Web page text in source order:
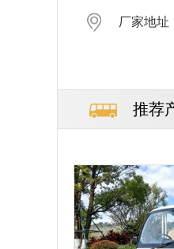
厂家地址
推荐